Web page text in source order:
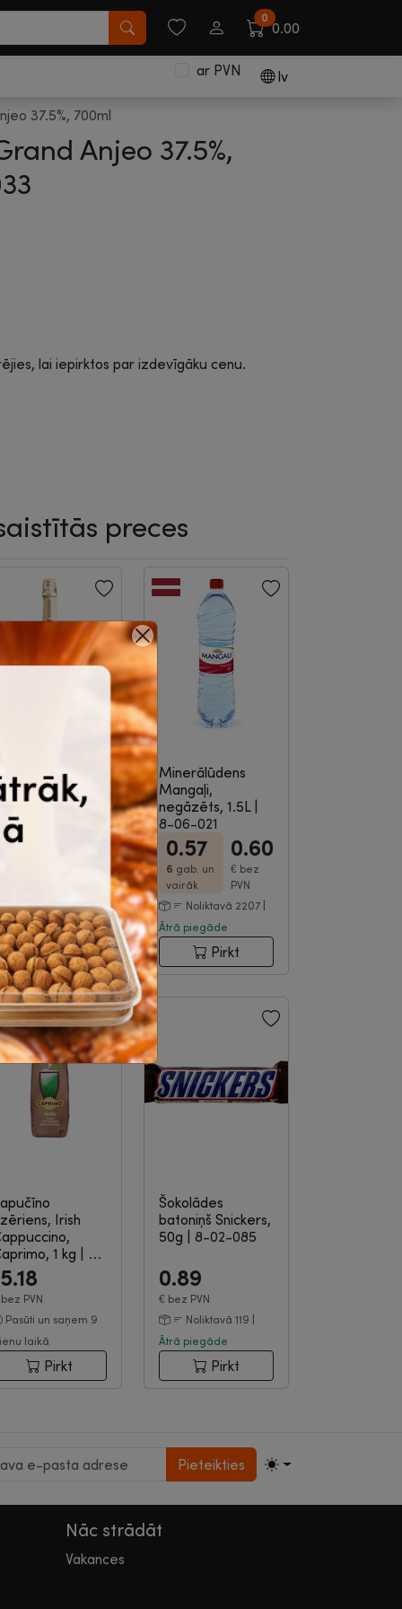
0
0.00
ar PVN lv
37.5%, 700ml
Anjeo 37.5%,
lai iepirktos par izdevīgāku cenu.
preces
Les
7.91
Pasūti un saņem 6
laikā
Pirkt
Minerālūdens
Mangaļi,
negāzēts, 1.5L
8-06-021
0.57
6 gab. un
vairāk
0.60
€ bez
PVN
Noliktavā 2207 |
Ātrā piegāde
Pirkt
Irish
1 kg
8-
301
bez PVN
Pasūti un saņem 9
laikā
Pirkt
Šokolādes
batoniņš Snickers,
50g
8-02-085
0.89
€ bez PVN
Noliktavā 119 |
Ātrā piegāde
Pirkt
Pieteikties
Nāc strādāt
Vakances